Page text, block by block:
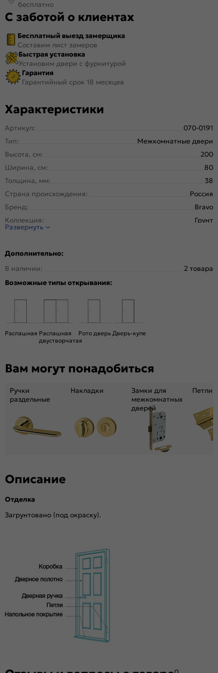
бесплатно
С заботой о клиентах
Бесплатный выезд замерщика
Составим лист замеров
Быстрая установка
Установим двери с фурнитурой
Гарантия
Гарантийный срок 18 месяцев
Характеристики
Артикул:
070-0191
Тип:
Межкомнатные двери
Высота, см:
200
Ширина, см:
80
Толщина, мм:
38
Страна происхождения:
Россия
Бренд:
Bravo
Коллекция:
Грунт
Стиль:
Система открывания:
Конструкция двери:
Каркасно-щитовая
Цвет:
Общий цвет:
Для влажных помещений:
Подходит под двухстворчатый проём:
Да
Гарантия (лет):
1.6
Материал:
Брус хвойных пород.
Развернуть
Дополнительно:
В наличии:
2 товара
Возможные типы открывания:
Распашная Распашная
двустворчатая
Рото дверь Дверь-купе
Вам могут понадобиться
Ручки
раздельные
Накладки
Замки для
межкомнатных
дверей
Петли
Описание
Отделка
Загрунтовано (под окраску).